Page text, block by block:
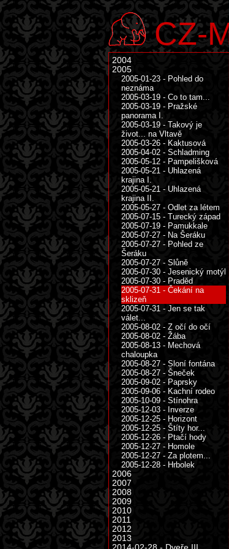
CZ-
2004
2005
2005-01-23 - Pohled do
neznáma
2005-03-19 - Co to tam...
2005-03-19 - Pražské
panorama I.
2005-03-19 - Takový je
život... na Vltavě
2005-03-26 - Kaktusová
2005-04-02 - Schladming
2005-05-12 - Pampelišková
2005-05-21 - Uhlazená
krajina I.
2005-05-21 - Uhlazená
krajina II.
2005-05-27 - Odlet za létem
2005-07-15 - Turecký západ
2005-07-19 - Pamukkale
2005-07-27 - Na Šeráku
2005-07-27 - Pohled ze
Šeráku
2005-07-27 - Slůně
2005-07-30 - Jesenický motýl
2005-07-30 - Praděd
2005-07-31 - Čekání na
sklizeň
2005-07-31 - Jen se tak
válet...
2005-08-02 - Z očí do očí
2005-08-02 - Žába
2005-08-13 - Mechová
chaloupka
2005-08-27 - Sloní fontána
2005-08-27 - Šneček
2005-09-02 - Paprsky
2005-09-06 - Kachní rodeo
2005-10-09 - Stínohra
2005-12-03 - Inverze
2005-12-25 - Horizont
2005-12-25 - Štíty hor...
2005-12-26 - Ptačí hody
2005-12-27 - Homole
2005-12-27 - Za plotem...
2005-12-28 - Hrbolek
2006
2007
2008
2009
2010
2011
2012
2013